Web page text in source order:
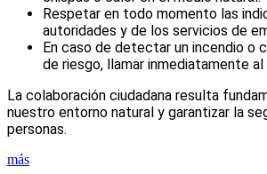
Respetar en todo momento las
autoridades y de los servicios de
En caso de detectar un incendio o
de riesgo, llamar inmediatamente al
La colaboración ciudadana resulta
nuestro entorno natural y garantizar la
personas.
más